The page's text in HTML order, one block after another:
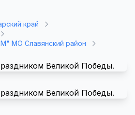
край
МО Славянский район